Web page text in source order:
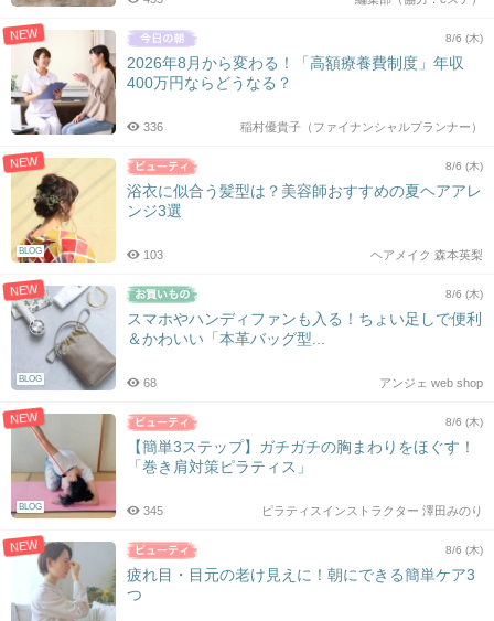
NEW 8/6 (木)
2026年8月から変わる！「高額療養費制度」年収
400万円ならどうなる？
稲村優貴子（ファイナンシャルプランナー）
336
NEW
BLOG
8/6 (木)
浴衣に似合う髪型は？美容師おすすめの夏ヘアアレ
ンジ3選
ヘアメイク 森本英梨
103
NEW
BLOG
8/6 (木)
スマホやハンディファンも入る！ちょい足しで便利
＆かわいい「本革バッグ型...
アンジェ web shop
68
NEW
BLOG
8/6 (木)
【簡単3ステップ】ガチガチの胸まわりをほぐす！
「巻き肩対策ピラティス」
ピラティスインストラクター 澤田みのり
345
NEW 8/6 (木)
疲れ目・目元の老け見えに！朝にできる簡単ケア3
つ